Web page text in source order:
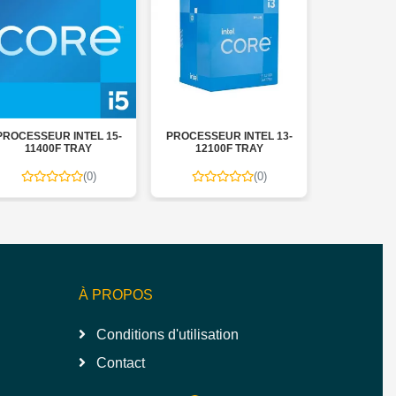
INTEL 15-
11400F TRAY
(0)
PROCESSEUR INTEL 13-
12100F TRAY
(0)
À PROPOS
Conditions d'utilisation
Contact